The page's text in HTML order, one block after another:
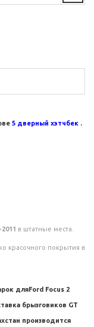
5 дверный хэтчбек .
в штатные места.
красочного покрытия в
дляFord Focus 2
брызговиков GT
производится